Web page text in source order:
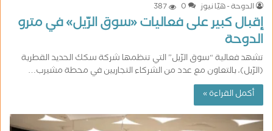
الدوحة - هيّا نيوز
0
387
إقبال كبير على فعاليات «سوق الرّيل» في مترو
الدوحة
تشهد فعالية “سوق الرّيل” التي تنظمها شركة سكك الحديد القطرية
(الرّيل)، بالتعاون مع عدد من الشركاء التجاريين في محطة مشيرب…
أكمل القراءة »